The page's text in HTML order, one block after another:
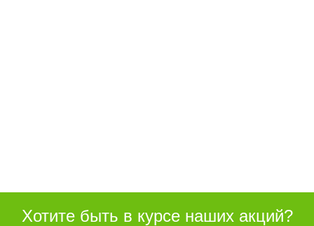
Хотите быть в курсе наших акций?